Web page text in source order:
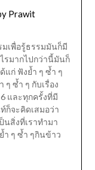
Prawit
เพื่อรู้ธรรมมันก็มี
รมากไปกว่านี้มันก็
แก่ ฟังย้ำ ๆ ซ้ำ ๆ
ๆ ซ้ำ ๆ กับเรื่อง
และทุกครั้งที่มี
ก็จะคิดเสมอว่า
นสิ่งที่เราทำมา
ำ ๆ ซ้ำ ๆกินข้าว